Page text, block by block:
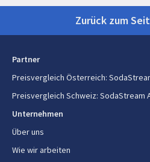
Zurück zum
Partner
Preisvergleich Österreich:
Preisvergleich Schweiz: SodaStream
Unternehmen
Über uns
Wie wir arbeiten